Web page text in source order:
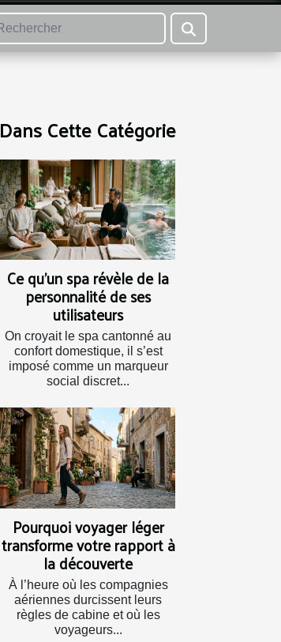
Dans Cette Catégorie
Ce qu’un spa révèle de la
personnalité de ses
utilisateurs
On croyait le spa cantonné au
confort domestique, il s’est
imposé comme un marqueur
social discret...
Pourquoi voyager léger
transforme votre rapport à
la découverte
À l’heure où les compagnies
aériennes durcissent leurs
règles de cabine et où les
voyageurs...